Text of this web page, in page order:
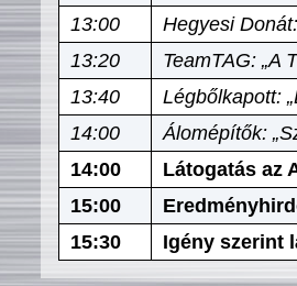
13:00
Hegyesi
13:20
TeamTAG: „A
13:40
Légbőlkapott:
14:00
Álomépítők:
14:00
Látogatás az
15:00
15:30
Igény szerint